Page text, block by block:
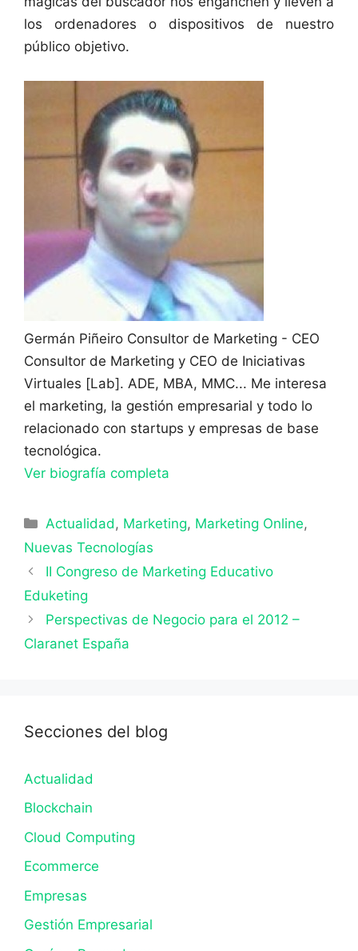
los ordenadores o dispositivos de nuestro
público objetivo.
Germán Piñeiro Consultor de Marketing - CEO
Consultor de Marketing y CEO de Iniciativas
Virtuales [Lab]. ADE, MBA, MMC... Me interesa
el marketing, la gestión empresarial y todo lo
relacionado con startups y empresas de base
tecnológica.
Ver biografía completa
Categorías
Actualidad , Marketing, Marketing Online,
Nuevas Tecnologías
II Congreso de Marketing Educativo
Eduketing
Perspectivas de Negocio para el 2012 –
Claranet España
Secciones del blog
Actualidad
Blockchain
Cloud Computing
Ecommerce
Empresas
Gestión Empresarial